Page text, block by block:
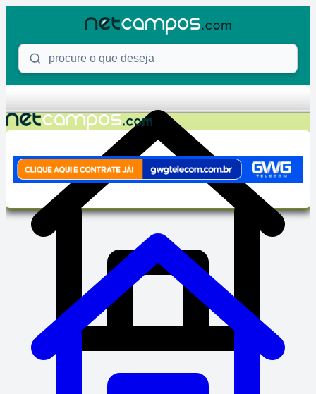
Procure o que deseja